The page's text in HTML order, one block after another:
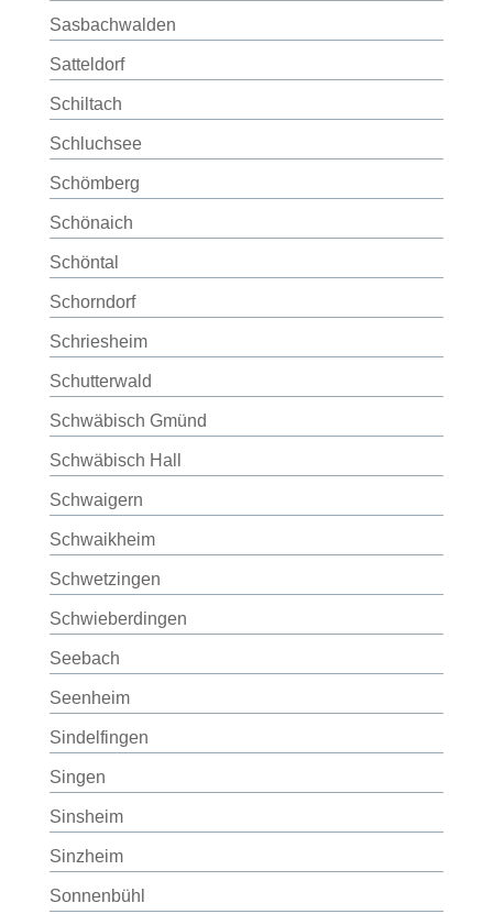
Sasbachwalden
Satteldorf
Schiltach
Schluchsee
Schömberg
Schönaich
Schöntal
Schorndorf
Schriesheim
Schutterwald
Schwäbisch Gmünd
Schwäbisch Hall
Schwaigern
Schwaikheim
Schwetzingen
Schwieberdingen
Seebach
Seenheim
Sindelfingen
Singen
Sinsheim
Sinzheim
Sonnenbühl